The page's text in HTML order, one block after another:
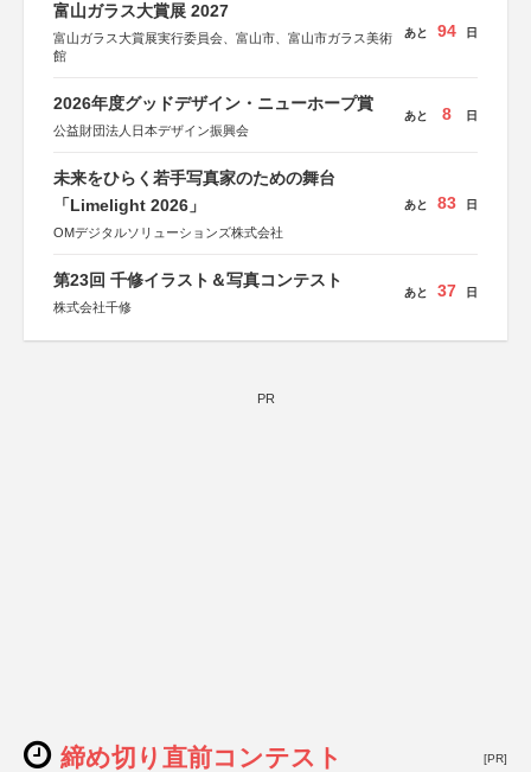
富山ガラス大賞展 2027
富山ガラス大賞展実行委員会、富山市、富山市ガラス美術
館
あと 94 日
2026年度グッドデザイン・ニューホープ賞
公益財団法人日本デザイン振興会
あと 8 日
未来をひらく若手写真家のための舞台
「Limelight 2026」
OMデジタルソリューションズ株式会社
あと 83 日
第23回 千修イラスト＆写真コンテスト
株式会社千修
あと 37 日
PR
締め切り直前コンテスト [PR]